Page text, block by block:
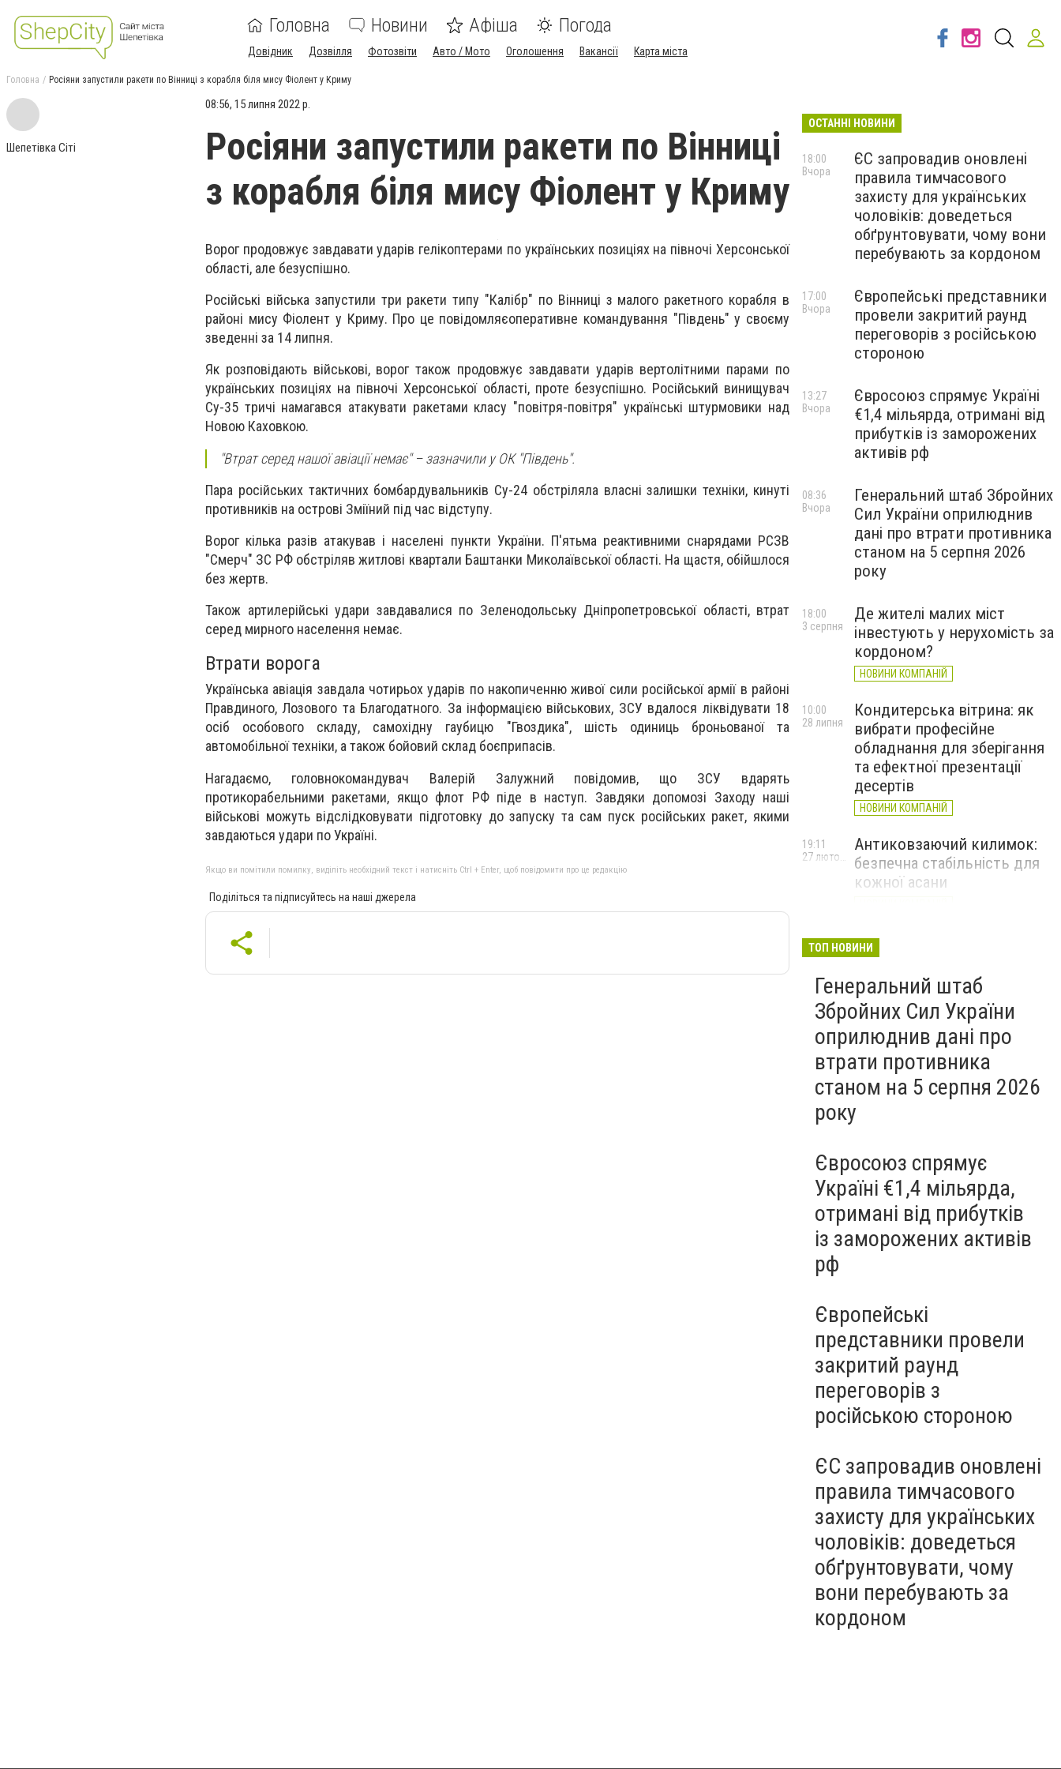
Головна Новини Афіша Погода
Довідник Дозвілля Фотозвіти Авто / Мото Оголошення Вакансії Карта міста
Головна Росіяни запустили ракети по Вінниці з корабля біля мису Фіолент у Криму
Шепетівка Сіті
08:56, 15 липня 2022 р.
Росіяни запустили ракети по Вінниці
з корабля біля мису Фіолент у Криму
Ворог продовжує завдавати ударів гелікоптерами по українських позиціях на півночі Херсонської
області, але безуспішно.
Російські війська запустили три ракети типу "Калібр" по Вінниці з малого ракетного корабля в
районі мису Фіолент у Криму. Про це повідомляєоперативне командування "Південь" у своєму
зведенні за 14 липня.
Як розповідають військові, ворог також продовжує завдавати ударів вертолітними парами по
українських позиціях на півночі Херсонської області, проте безуспішно. Російський винищувач
Су-35 тричі намагався атакувати ракетами класу "повітря-повітря" українські штурмовики над
Новою Каховкою.
"Втрат серед нашої авіації немає" – зазначили у ОК "Південь".
Пара російських тактичних бомбардувальників Су-24 обстріляла власні залишки техніки, кинуті
противників на острові Зміїний під час відступу.
Ворог кілька разів атакував і населені пункти України. П'ятьма реактивними снарядами РСЗВ
"Смерч" ЗС РФ обстріляв житлові квартали Баштанки Миколаївської області. На щастя, обійшлося
без жертв.
Також артилерійські удари завдавалися по Зеленодольську Дніпропетровської області, втрат
серед мирного населення немає.
Втрати ворога
Українська авіація завдала чотирьох ударів по накопиченню живої сили російської армії в районі
Правдиного, Лозового та Благодатного. За інформацією військових, ЗСУ вдалося ліквідувати 18
осіб особового складу, самохідну гаубицю "Гвоздика", шість одиниць броньованої та
автомобільної техніки, а також бойовий склад боєприпасів.
Нагадаємо, головнокомандувач Валерій Залужний повідомив, що ЗСУ вдарять
протикорабельними ракетами, якщо флот РФ піде в наступ. Завдяки допомозі Заходу наші
військові можуть відслідковувати підготовку до запуску та сам пуск російських ракет, якими
завдаються удари по Україні.
Якщо ви помітили помилку, виділіть необхідний текст і натисніть Ctrl + Enter, щоб повідомити про це редакцію
Поділіться та підписуйтесь на наші джерела
ОСТАННІ НОВИНИ
ЄС запровадив оновлені
правила тимчасового
захисту для українських
чоловіків: доведеться
обґрунтовувати, чому вони
перебувають за кордоном
18:00
Вчора
Європейські представники
провели закритий раунд
переговорів з російською
стороною
17:00
Вчора
Євросоюз спрямує Україні
€1,4 мільярда, отримані від
прибутків із заморожених
активів рф
13:27
Вчора
Генеральний штаб Збройних
Сил України оприлюднив
дані про втрати противника
станом на 5 серпня 2026
року
08:36
Вчора
Де жителі малих міст
інвестують у нерухомість за
кордоном?
НОВИНИ КОМПАНІЙ
18:00
3 серпня
Кондитерська вітрина: як
вибрати професійне
обладнання для зберігання
та ефектної презентації
десертів
НОВИНИ КОМПАНІЙ
10:00
28 липня
Антиковзаючий килимок:
безпечна стабільність для
кожної асани
19:11
Велика Британія оголосила
про новий пакет військової
та гуманітарної допомоги
Україні
17:20
24 лютого
ТОП НОВИНИ
Генеральний штаб
Збройних Сил України
оприлюднив дані про
втрати противника
станом на 5 серпня 2026
року
Євросоюз спрямує
Україні €1,4 мільярда,
отримані від прибутків
із заморожених активів
рф
Європейські
представники провели
закритий раунд
переговорів з
російською стороною
ЄС запровадив оновлені
правила тимчасового
захисту для українських
чоловіків: доведеться
обґрунтовувати, чому
вони перебувають за
кордоном